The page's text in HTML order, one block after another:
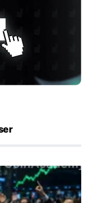
en juillet, les